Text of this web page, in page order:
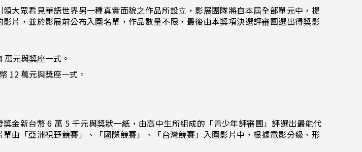
領大眾看見華語世界另一種真實面貌之作品所設立，影展團隊將自本屆全部單元中，提
片，並於影展前公布入圍名單 ，作品數量不限，最後由本獎項決選評審團選出得獎影
元與獎座一式。
12 萬元與獎座一式。
獎金新台幣 6 萬 5 千元與獎狀一紙，由高中生所組成的「青少年評審團」評選出最能代
由「亞洲視野競賽」、「國際競賽」、「台灣競賽」入圍影片中，根據電影分級、形